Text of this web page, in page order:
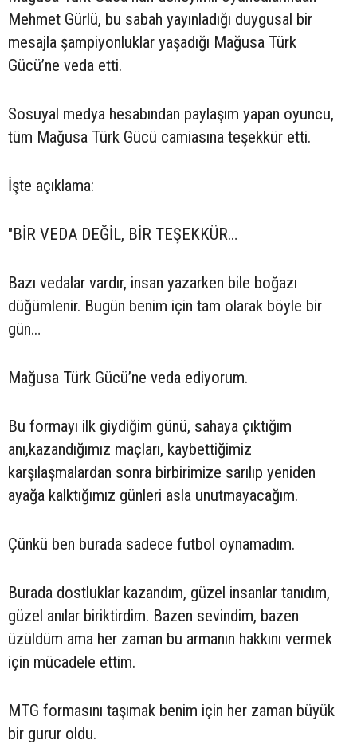
Mehmet Gürlü, bu sabah yayınladığı duygusal bir
mesajla şampiyonluklar yaşadığı Mağusa Türk
Gücü’ne veda etti.
Sosuyal medya hesabından paylaşım yapan oyuncu,
tüm Mağusa Türk Gücü camiasına teşekkür etti.
İşte açıklama:
"BİR VEDA DEĞİL, BİR TEŞEKKÜR…
Bazı vedalar vardır, insan yazarken bile boğazı
düğümlenir. Bugün benim için tam olarak böyle bir
gün…
Mağusa Türk Gücü’ne veda ediyorum.
Bu formayı ilk giydiğim günü, sahaya çıktığım
anı,kazandığımız maçları, kaybettiğimiz
karşılaşmalardan sonra birbirimize sarılıp yeniden
ayağa kalktığımız günleri asla unutmayacağım.
Çünkü ben burada sadece futbol oynamadım.
Burada dostluklar kazandım, güzel insanlar tanıdım,
güzel anılar biriktirdim. Bazen sevindim, bazen
üzüldüm ama her zaman bu armanın hakkını vermek
için mücadele ettim.
MTG formasını taşımak benim için her zaman büyük
bir gurur oldu.